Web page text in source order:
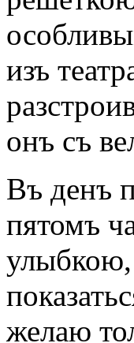
изъ
онъ съ
Въ денъ
пятомъ
улыбкою,
желаю